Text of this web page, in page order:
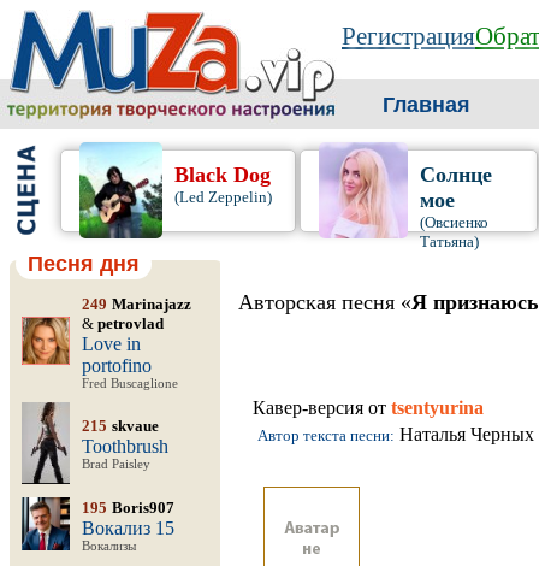
Регистрация
Главная
Black Dog
(Led Zeppelin)
Солнце
мое
(Овсиенко
Татьяна)
Песня дня
249 Marinajazz
& petrovlad
Love in
portofino
Fred Buscaglione
215 skvaue
Toothbrush
Brad Paisley
195 Boris907
Вокализ 15
Вокализы
Авторская песня «Я
Кавер-версия от tsentyurina
Автор текста песни: Наталья Черных